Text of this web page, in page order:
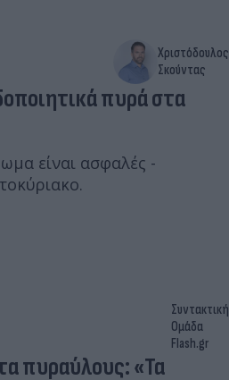
Χριστόδουλος
Σκούντας
πυρά στα
είναι ασφαλές -
Συντακτική
Ομάδα
Flash.gr
πυραύλους: «Τα